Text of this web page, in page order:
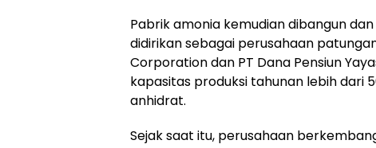
Pabrik amonia kemudian dibangun
didirikan sebagai perusahaan
Corporation dan PT Dana Pensiun
kapasitas produksi tahunan lebih dari
anhidrat.
Sejak saat itu, perusahaan